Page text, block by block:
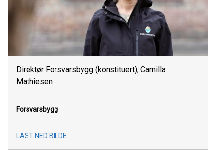
Direktør Forsvarsbygg (konstituert), Camilla
Mathiesen
Forsvarsbygg
LAST NED BILDE